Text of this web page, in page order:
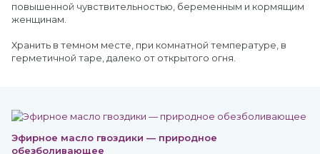
повышенной чувствительностью, беременным и кормящим
женщинам.
Хранить в темном месте, при комнатной температуре, в
герметичной таре, далеко от открытого огня.
Эфирное масло гвоздики — природное
обезболивающее